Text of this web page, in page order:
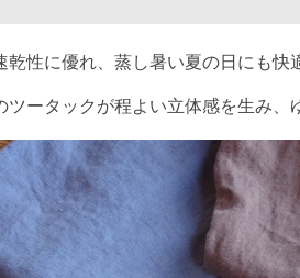
乾性に優れ、蒸し暑い夏の日にも快
ツータックが程よい立体感を生み